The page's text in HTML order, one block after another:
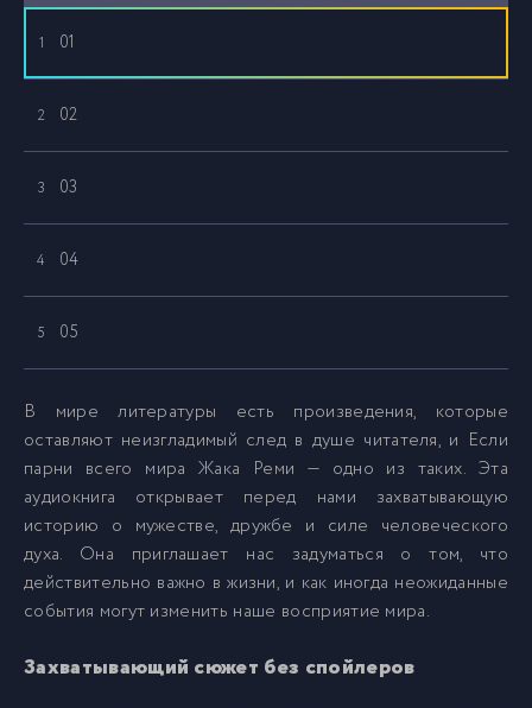
1 01
2 02
3 03
4 04
5 05
06
7 07
8
9 09
В мире литературы есть произведения, которые
оставляют неизгладимый след в душе читателя, и Если
парни всего мира Жака Реми — одно из таких. Эта
аудиокнига открывает перед нами захватывающую
историю о мужестве, дружбе и силе человеческого
духа. Она приглашает нас задуматься о том, что
действительно важно в жизни, и как иногда неожиданные
события могут изменить наше восприятие мира.
Захватывающий сюжет без спойлеров